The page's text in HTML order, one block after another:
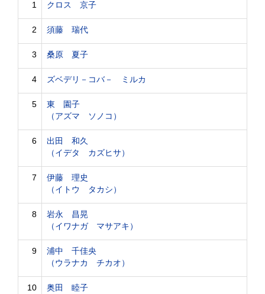
1 クロス 京子
2 須藤 瑞代
3 桑原 夏子
4 ズベデリ－コバ－ ミルカ
5
東 園子
（アズマ ソノコ）
6
出田 和久
（イデタ カズヒサ）
7
伊藤 理史
（イトウ タカシ）
8
岩永 昌晃
（イワナガ マサアキ）
9
浦中 千佳央
（ウラナカ チカオ）
10
奥田 睦子